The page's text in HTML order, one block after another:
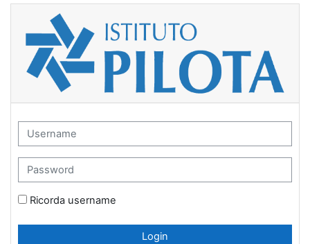
Vai al contenuto principale
Istituto Pilota - Piattaforma di
Username
Password
Ricorda username
Login